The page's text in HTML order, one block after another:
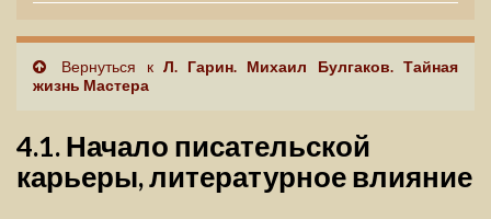
Вернуться к Л. Гарин. Михаил Булгаков. Тайная
жизнь Мастера
4.1. Начало писательской
карьеры, литературное влияние